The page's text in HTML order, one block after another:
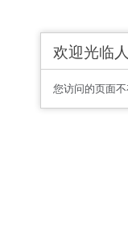
欢迎光临
您访问的页面